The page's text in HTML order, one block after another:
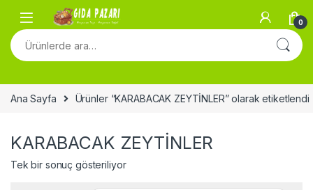
Skip to navigation
Skip to content
0
Ara:
Ana Sayfa Ürünler “KARABACAK ZEYTİNLER” olarak etiketlendi
KARABACAK ZEYTİNLER
Tek bir sonuç gösteriliyor